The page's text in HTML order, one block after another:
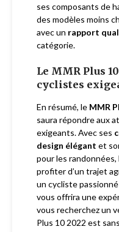
ses composants de
des modèles moins
avec un rapport
catégorie.
Le MMR Plus
cyclistes
En résumé, le MMR
saura répondre aux
exigeants. Avec ses
design élégant et
pour les
profiter d’un trajet
un cycliste
vous offrira une
vous recherchez un
Plus 10 2022 est